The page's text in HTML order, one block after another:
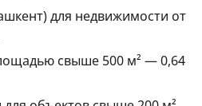
для недвижимости от
свыше 500 м² — 0,64